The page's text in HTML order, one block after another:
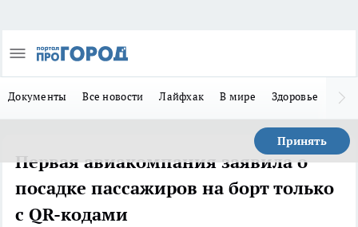
Документы Все новости Лайфхак В мире Здоровье
Принять
Первая авиакомпания заявила о
посадке пассажиров на борт только
с QR-кодами